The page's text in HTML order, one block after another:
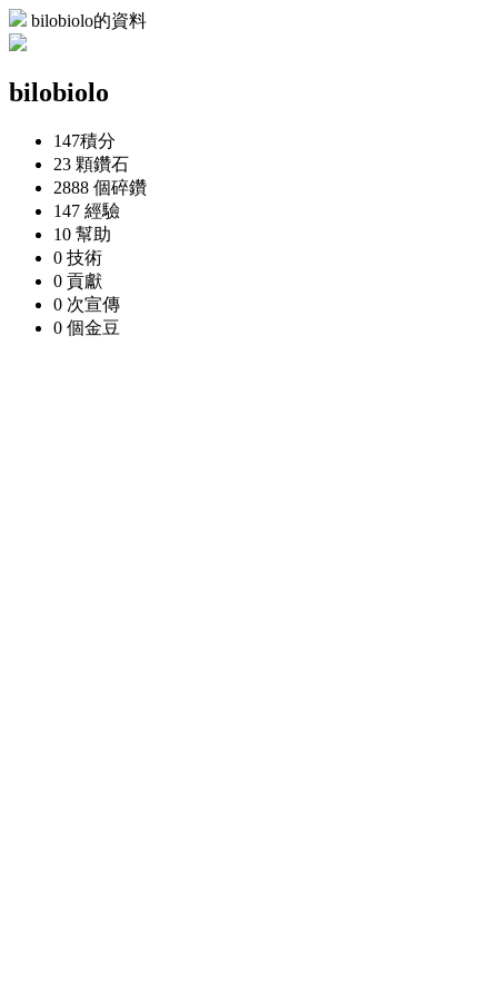
bilobiolo的資料
bilobiolo
147積分
23 顆鑽石
2888 個碎鑽
147 經驗
10 幫助
0 技術
0 貢獻
0 次宣傳
0 個金豆